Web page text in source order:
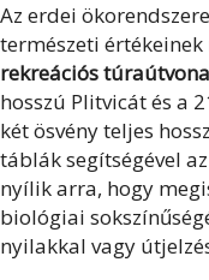
Az erdei
természeti
rekreációs
hosszú Plitvicát és a
két ösvény teljes
táblák segítségével
nyílik arra, hogy
biológiai
nyilakkal vagy